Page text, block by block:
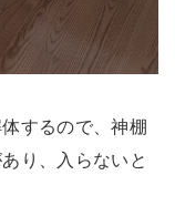
するので、神棚
り、入らないと